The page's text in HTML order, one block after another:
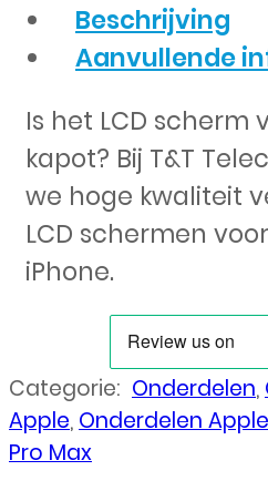
Beschrijving
Aanvullende
Is het LCD scherm
kapot? Bij T&T
we hoge kwaliteit
LCD schermen
iPhone.
Categorie: Onderdelen,
Apple, Onderdelen
Pro Max